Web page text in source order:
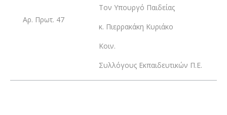
Αρ. Πρωτ. 47
Τoν Υπουργό Παιδείας
κ. Πιερρακάκη Κυριάκο
Κοιν.
Συλλόγους Εκπαιδευτικών Π.Ε.